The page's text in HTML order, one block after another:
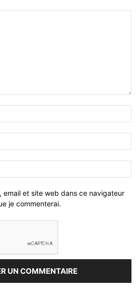
email et site web dans ce navigateur
je commenterai.